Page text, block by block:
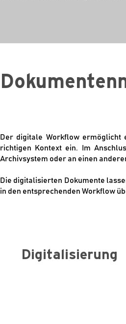
Der digitale Workflow ermöglicht
richtigen Kontext ein. Im
Archivsystem oder an einen
Die digitalisierten Dokumente
in den entsprechenden Workflow
Digitalisierung